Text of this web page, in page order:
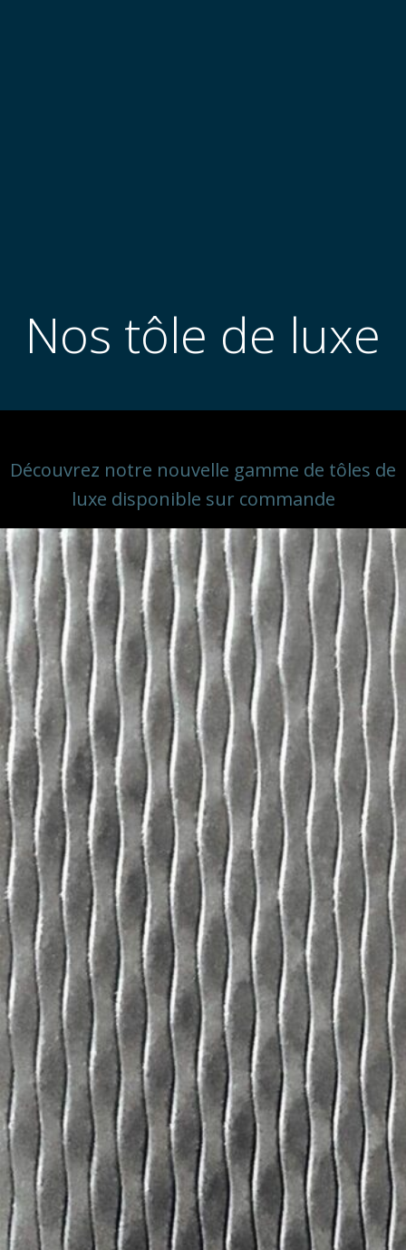
Nos tôle de luxe
Découvrez notre nouvelle gamme de tôles de
luxe disponible sur commande